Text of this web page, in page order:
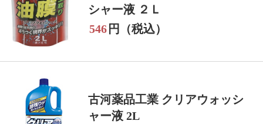
シャー液 ２Ｌ
546 円（税込）
古河薬品工業 クリアウォッシ
ャー液 2L